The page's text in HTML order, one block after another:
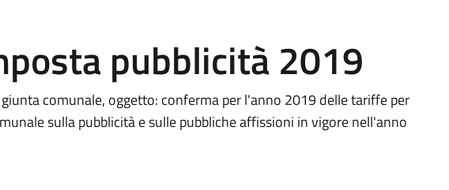
pubblicità 2019
comunale, oggetto: conferma per l'anno 2019 delle tariffe per
sulla pubblicità e sulle pubbliche affissioni in vigore nell'anno